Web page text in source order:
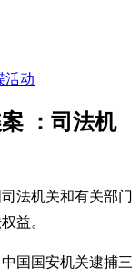
活动
：司法机
法机关和有关部门
益。
国国安机关逮捕三